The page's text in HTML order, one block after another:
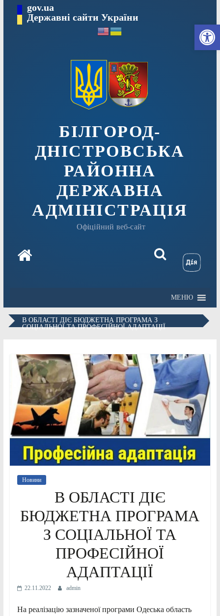
вмісту
gov.ua
Державні сайти України
БІЛГОРОД-
ДНІСТРОВСЬКА
РАЙОННА
ДЕРЖАВНА
АДМІНІСТРАЦІЯ
Офіційний веб-сайт
МЕНЮ
В ОБЛАСТІ ДІЄ БЮДЖЕТНА ПРОГРАМА З
СОЦІАЛЬНОЇ ТА ПРОФЕСІЙНОЇ АДАПТАЦІЇ
Новини
В ОБЛАСТІ ДІЄ
БЮДЖЕТНА ПРОГРАМА
З СОЦІАЛЬНОЇ ТА
ПРОФЕСІЙНОЇ
АДАПТАЦІЇ
22.11.2022 admin
На реалізацію зазначеної програми Одеська область